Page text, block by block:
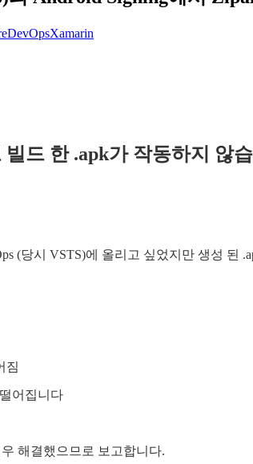
Xamarin
빌드 한 .apk가 작동하지 않
(당시 VSTS)에 올리고 싶었지만 생성 된
짐
어집니다
해결했으므로 보고합니다.